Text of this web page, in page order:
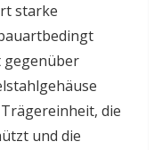
starke
gegenüber
die
und die